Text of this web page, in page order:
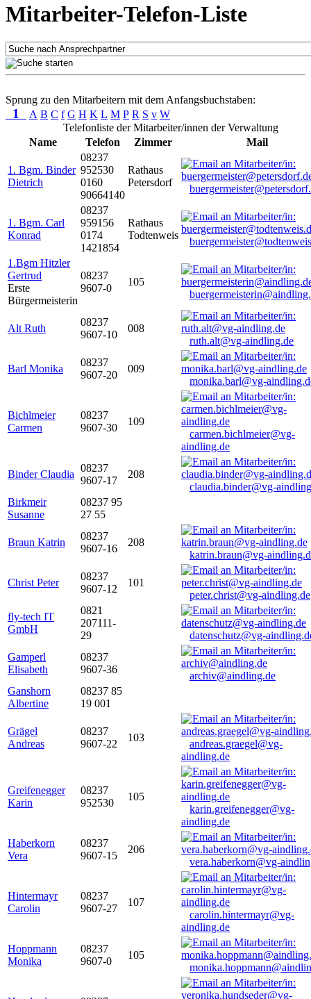
Mitarbeiter-Telefon-Liste
Sprung zu den Mitarbeitern mit dem Anfangsbuchstaben:
1 A B C f G H K L M P R S v W
Telefonliste der Mitarbeiter/innen der Verwaltung
Name
Telefon Zimmer Mail
1. Bgm. Binder
Dietrich
08237
952530
0160
90664140
Rathaus
Petersdorf
1. Bgm. Carl
Konrad
08237
959156
0174
1421854
Rathaus
Todtenweis
1.Bgm Hitzler
Gertrud
Erste
Bürgermeisterin
08237
9607-0
105
Alt Ruth
08237
9607-10
008
ruth.alt@vg-aindling.de
Barl Monika
08237
9607-20
009
monika.barl@vg-
Bichlmeier
Carmen
08237
9607-30
109
carmen.bichlmeier@vg-
aindling.de
Binder Claudia
08237
9607-17
208
claudia.binder@vg-
Birkmeir
Susanne
08237 95
27 55
Braun Katrin
08237
9607-16
208
katrin.braun@vg-
Christ Peter
08237
9607-12
101
peter.christ@vg-aindling.de
fly-tech IT
GmbH
0821
207111-
29
datenschutz@vg-
Gamperl
Elisabeth
08237
9607-36
archiv@aindling.de
Ganshorn
Albertine
08237 85
19 001
Grägel
Andreas
08237
9607-22
103
andreas.graegel@vg-
aindling.de
Greifenegger
Karin
08237
952530
105
karin.greifenegger@vg-
aindling.de
Haberkorn
Vera
08237
9607-15
206
vera.haberkorn@vg-
Hintermayr
Carolin
08237
9607-27
107
carolin.hintermayr@vg-
aindling.de
Hoppmann
Monika
08237
9607-0
105